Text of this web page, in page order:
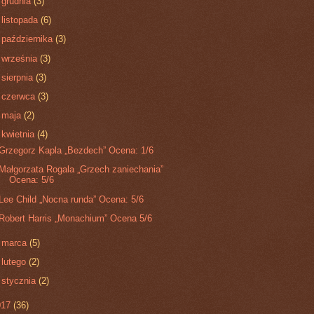
listopada(6)
października(3)
września(3)
sierpnia(3)
czerwca(3)
maja(2)
kwietnia(4)
Kapla „Bezdech” Ocena: 1/6
Rogala „Grzech zaniechania”
Ocena: 5/6
Child „Nocna runda” Ocena: 5/6
Harris „Monachium” Ocena 5/6
marca(5)
lutego(2)
stycznia(2)
(36)